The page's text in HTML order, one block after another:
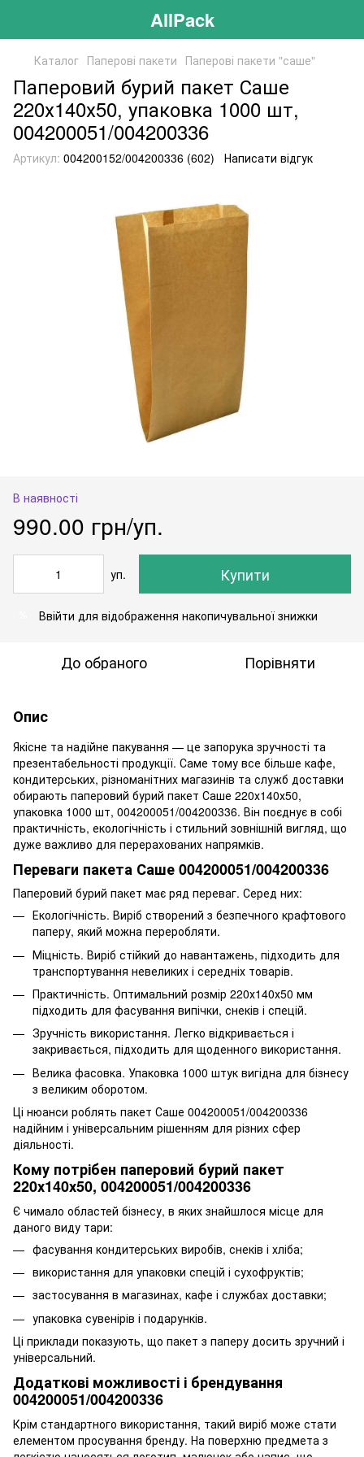
AllPack
Каталог Паперові пакети Паперові пакети "саше"
Паперовий бурий пакет Саше
220х140х50, упаковка 1000 шт,
004200051/004200336
Артикул: 004200152/004200336 (602) Написати відгук
В наявності
990.00 грн/уп.
уп. Купити
Ввійти для відображення накопичувальної знижки
До обраного Порівняти
Опис
Якісне та надійне пакування — це запорука зручності та
презентабельності продукції. Саме тому все більше кафе,
кондитерських, різноманітних магазинів та служб доставки
обирають паперовий бурий пакет Саше 220х140х50,
упаковка 1000 шт, 004200051/004200336. Він поєднує в собі
практичність, екологічність і стильний зовнішній вигляд, що
дуже важливо для перерахованих напрямків.
Переваги пакета Саше 004200051/004200336
Паперовий бурий пакет має ряд переваг. Серед них:
Екологічність. Виріб створений з безпечного крафтового
паперу, який можна переробляти.
Міцність. Виріб стійкий до навантажень, підходить для
транспортування невеликих і середніх товарів.
Практичність. Оптимальний розмір 220х140х50 мм
підходить для фасування випічки, снеків і спецій.
Зручність використання. Легко відкривається і
закривається, підходить для щоденного використання.
Велика фасовка. Упаковка 1000 штук вигідна для бізнесу
з великим оборотом.
Ці нюанси роблять пакет Саше 004200051/004200336
надійним і універсальним рішенням для різних сфер
діяльності.
Кому потрібен паперовий бурий пакет
220х140х50, 004200051/004200336
Є чимало областей бізнесу, в яких знайшлося місце для
даного виду тари:
фасування кондитерських виробів, снеків і хліба;
використання для упаковки спецій і сухофруктів;
застосування в магазинах, кафе і службах доставки;
упаковка сувенірів і подарунків.
Ці приклади показують, що пакет з паперу досить зручний і
універсальний.
Додаткові можливості і брендування
004200051/004200336
Крім стандартного використання, такий виріб може стати
елементом просування бренду. На поверхню предмета з